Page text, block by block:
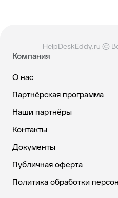
HelpDeskEddy.ru ©
Компания
О нас
Партнёрская программа
Наши партнёры
Контакты
Документы
Публичная оферта
Политика обработки